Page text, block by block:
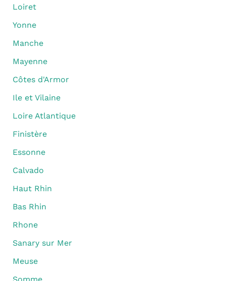
Loiret
Yonne
Manche
Mayenne
Côtes d'Armor
Ile et Vilaine
Loire Atlantique
Finistère
Essonne
Calvado
Haut Rhin
Bas Rhin
Rhone
Sanary sur Mer
Meuse